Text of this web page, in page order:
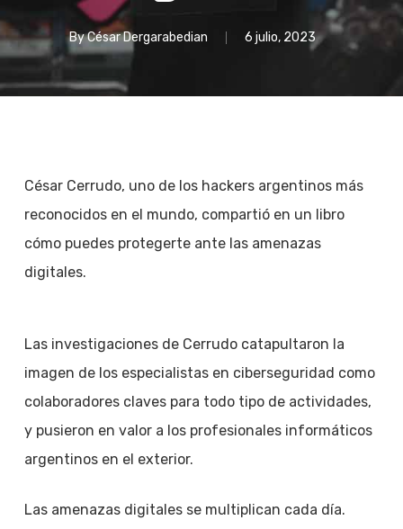
ByCésar Dergarabedian 6 julio, 2023
César Cerrudo, uno de los hackers argentinos más
reconocidos en el mundo, compartió en un libro
cómo puedes protegerte ante las amenazas
digitales.
Las investigaciones de Cerrudo catapultaron la
imagen de los especialistas en ciberseguridad como
colaboradores claves para todo tipo de actividades,
y pusieron en valor a los profesionales informáticos
argentinos en el exterior.
Las amenazas digitales se multiplican cada día.